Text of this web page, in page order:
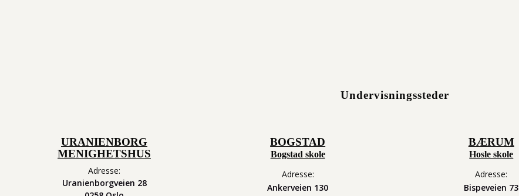
Undervisningssteder
URANIENBORG
MENIGHETSHUS
Adresse:
Uranienborgveien 28
BOGSTAD
Bogstad skole
Adresse:
Ankerveien 130
BÆRUM
Hosle skole
Adresse:
Bispeveien 73